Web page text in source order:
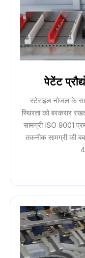
पेटेंट
स्टेराइल नोजल के
स्थिरता को बरकरार
सामग्री ISO 9001
तकनीक सामग्री की